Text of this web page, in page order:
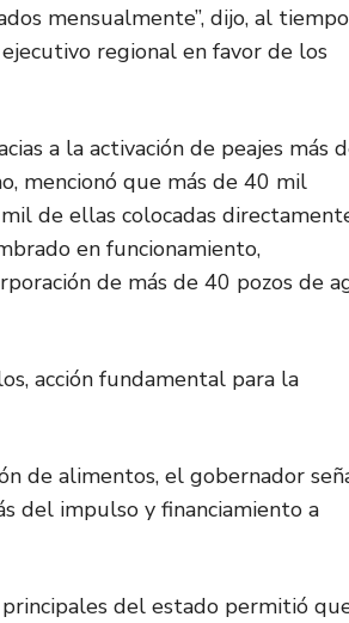
mensualmente”, dijo, al tiempo
regional en favor de los
a la activación de peajes más
mencionó que más de 40 mil
de ellas colocadas
en funcionamiento,
de más de 40 pozos de
acción fundamental para la
de alimentos, el gobernador
del impulso y financiamiento a
del estado permitió